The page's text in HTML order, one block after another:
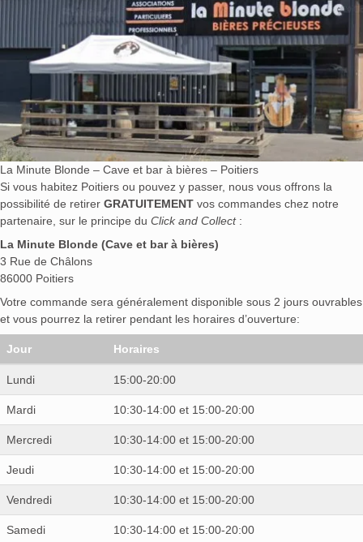
La Minute Blonde – Cave et bar à bières – Poitiers
Si vous habitez Poitiers ou pouvez y passer, nous vous offrons la
possibilité de retirer GRATUITEMENT vos commandes chez notre
partenaire, sur le principe du Click and Collect:
La Minute Blonde (Cave et bar à bières)
3 Rue de Châlons
86000 Poitiers
Votre commande sera généralement disponible sous 2 jours ouvrables
et vous pourrez la retirer pendant les horaires d’ouverture:
Jour Horaires
Lundi 15:00-20:00
Mardi 10:30-14:00 et 15:00-20:00
Mercredi 10:30-14:00 et 15:00-20:00
Jeudi 10:30-14:00 et 15:00-20:00
Vendredi 10:30-14:00 et 15:00-20:00
Samedi 10:30-14:00 et 15:00-20:00